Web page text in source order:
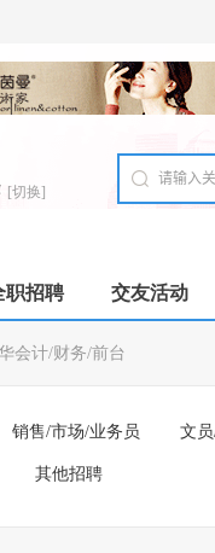
[切换]
职招聘 交友活动
会计/财务/前台
销售/市场/业务员 文
其他招聘